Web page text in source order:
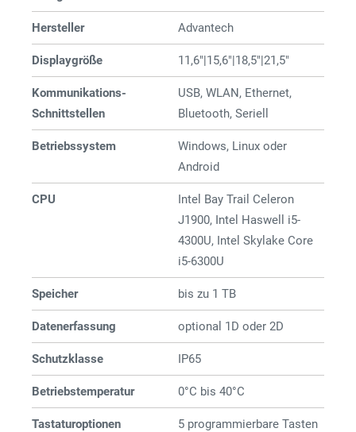
Hersteller Advantech
Displaygröße 11,6"|15,6"|18,5"|21,5"
Kommunikations-
Schnittstellen
USB, WLAN, Ethernet,
Bluetooth, Seriell
Betriebssystem
Windows, Linux oder
Android
CPU
Intel Bay Trail Celeron
J1900, Intel Haswell i5-
4300U, Intel Skylake Core
i5-6300U
Speicher bis zu 1 TB
Datenerfassung optional 1D oder 2D
Schutzklasse IP65
Betriebstemperatur 0°C bis 40°C
Tastaturoptionen 5 programmierbare Tasten